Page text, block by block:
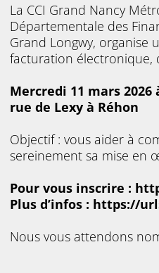
La CCI Grand Nancy
Départementale des
Grand Longwy, organise
facturation électronique,
Mercredi 11 mars 2026
rue de Lexy à Réhon
Objectif : vous aider à
sereinement sa mise en
Pour vous inscrire :
Plus d’infos : https://
Nous vous attendons